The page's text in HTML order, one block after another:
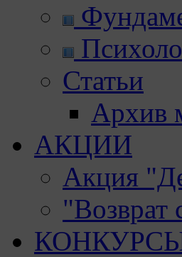
Статьи
Архив
АКЦИИ
Акция
"Возврат